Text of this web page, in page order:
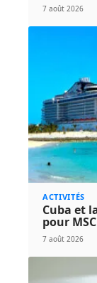
7 août 2026
ACTIVITÉS
Cuba et
pour
7 août 2026